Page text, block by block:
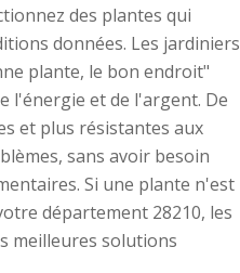
des plantes qui
données. Les jardiniers
plante, le bon endroit"
l'énergie et de l'argent. De
et plus résistantes aux
sans avoir besoin
Si une plante n'est
département 28210, les
meilleures solutions